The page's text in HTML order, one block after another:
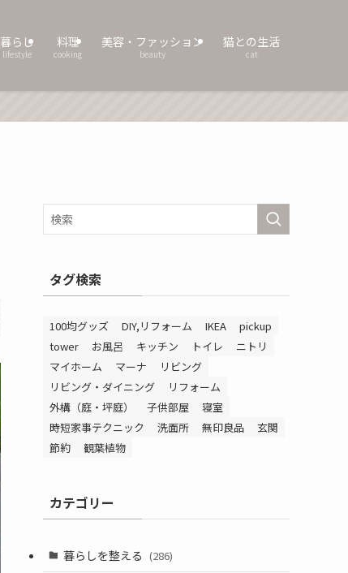
暮らし
lifestyle
料理
cooking
美容・ファッション
beauty
猫との生活
cat
タグ検索
100均グッズ DIY,リフォーム IKEA
pickup
tower
お風呂 キッチン トイレ
ニトリ
マイホーム
マーナ
リビング
リビング・ダイニング
リフォーム
外構（庭・坪庭）
子供部屋
寝室
時短家事テクニック
洗面所 無印良品
玄関
節約
観葉植物
カテゴリー
暮らしを整える (286)